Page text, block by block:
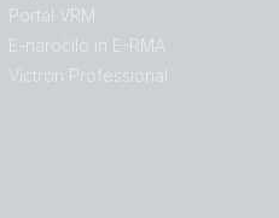
Portal VRM
E-naročilo in E-RMA
Victron Professional